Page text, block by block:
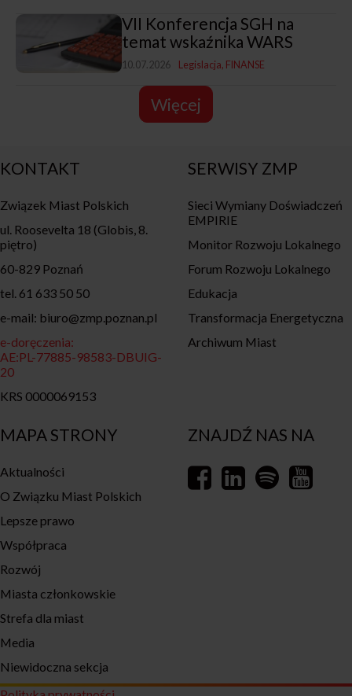
VII Konferencja SGH na
temat wskaźnika WARS
10.07.2026 Legislacja FINANSE
Więcej
MAPA STRONY
Aktualności
O Związku Miast Polskich
Lepsze prawo
Współpraca
Rozwój
Miasta członkowskie
Strefa dla miast
Media
Niewidoczna sekcja
KONTAKT
Związek Miast Polskich
ul. Roosevelta 18 (Globis, 8.
piętro)
60-829 Poznań
tel. 61 633 50 50
e-mail: biuro@zmp.poznan.pl
e-doręczenia:
AE:PL-77885-98583-DBUIG-
20
KRS 0000069153
SERWISY ZMP
Sieci Wymiany Doświadczeń
EMPIRIE
Monitor Rozwoju Lokalnego
Forum Rozwoju Lokalnego
Edukacja
Transformacja Energetyczna
Archiwum Miast
ZNAJDŹ NAS NA